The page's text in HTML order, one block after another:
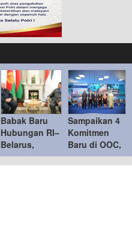
Babak Baru
Hubungan RI–
Belarus,
Prabowo dan
Lukashenko
Sampaikan 4
Komitmen
Baru di OOC,
Indonesia
Berpeluang